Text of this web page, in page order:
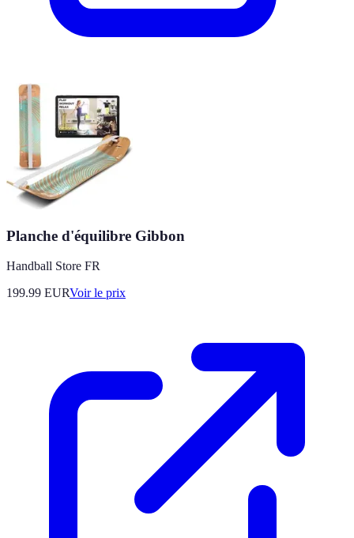
Planche d'équilibre Gibbon
Handball Store FR
199.99 EURVoir le prix